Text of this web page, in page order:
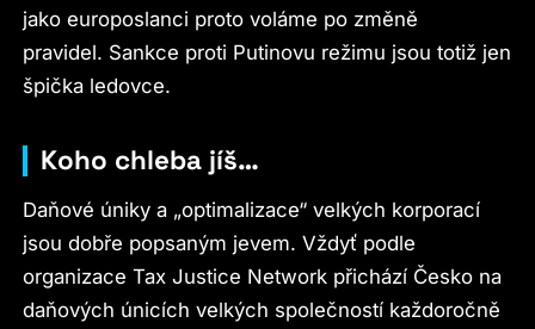
jako europoslanci proto voláme po změně
pravidel. Sankce proti Putinovu režimu jsou totiž jen
špička ledovce.
Koho chleba jíš…
Daňové úniky a „optimalizace“ velkých korporací
jsou dobře popsaným jevem. Vždyť podle
organizace Tax Justice Network přichází Česko na
daňových únicích velkých společností každoročně